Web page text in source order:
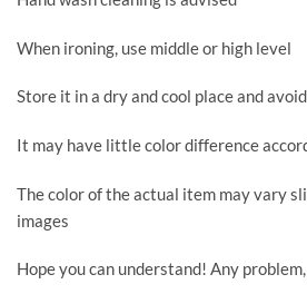
When ironing, use middle or high level
Store it in a dry and cool place and
It may have little color difference
The color of the actual item may vary
images
Hope you can understand! Any